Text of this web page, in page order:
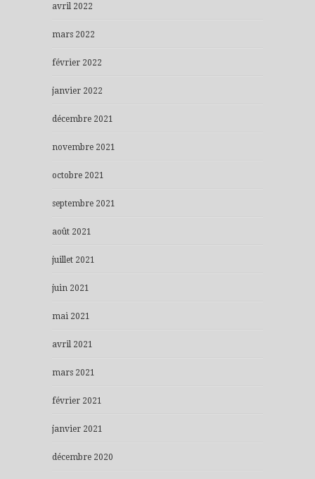
avril 2022
mars 2022
février 2022
janvier 2022
décembre 2021
novembre 2021
octobre 2021
septembre 2021
août 2021
juillet 2021
juin 2021
mai 2021
avril 2021
mars 2021
février 2021
janvier 2021
décembre 2020